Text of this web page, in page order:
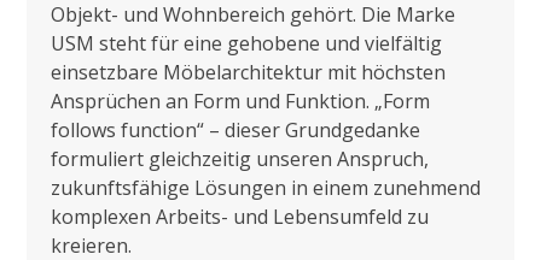
Objekt- und Wohnbereich gehört. Die Marke
USM steht für eine gehobene und vielfältig
einsetzbare Möbelarchitektur mit höchsten
Ansprüchen an Form und Funktion. „Form
follows function“ – dieser Grundgedanke
formuliert gleichzeitig unseren Anspruch,
zukunftsfähige Lösungen in einem zunehmend
komplexen Arbeits- und Lebensumfeld zu
kreieren.